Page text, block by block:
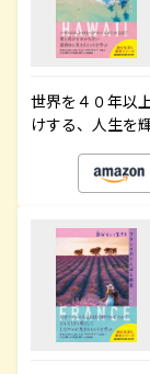
世界を４０年以
けする、人生を